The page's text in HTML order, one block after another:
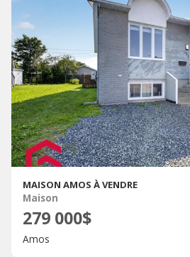
MAISON AMOS À VENDRE
Maison
279 000$
Amos